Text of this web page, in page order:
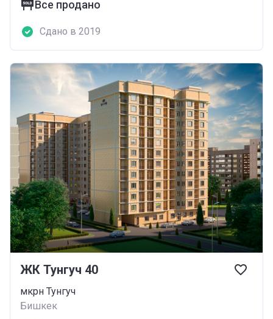
Все продано
Сдано в 2019
ЖК Тунгуч 40
мкрн Тунгуч
Бишкек